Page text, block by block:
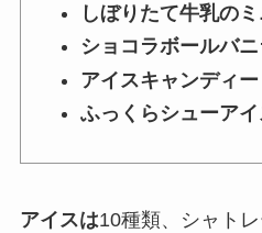
しぼりたて牛乳の
ショコラボールバニ
アイスキャンディ
ふっくらシューアイ
アイスは10種類、シャト